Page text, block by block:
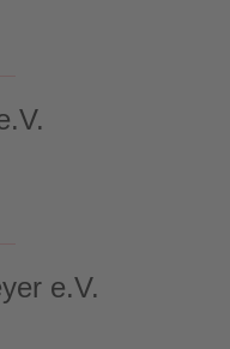
e.V.